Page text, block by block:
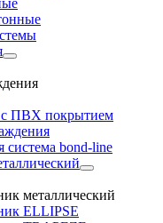
с ПВХ покрытием
система bond-line
металлический
ELLIPSE